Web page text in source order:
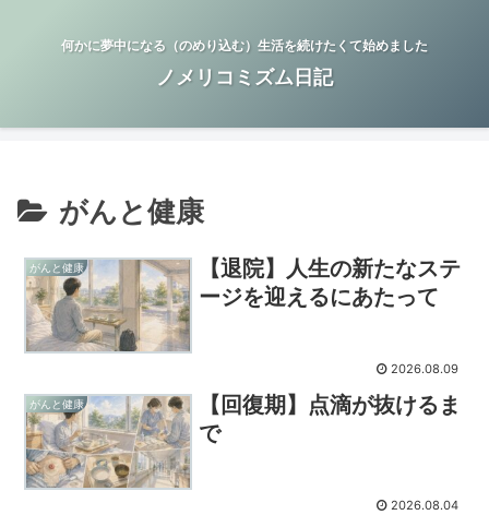
何かに夢中になる（のめり込む）生活を続けたくて始めました
ノメリコミズム日記
がんと健康
がんと健康
【退院】人生の新たなステ
ージを迎えるにあたって
2026.08.09
がんと健康
【回復期】点滴が抜けるま
で
2026.08.04